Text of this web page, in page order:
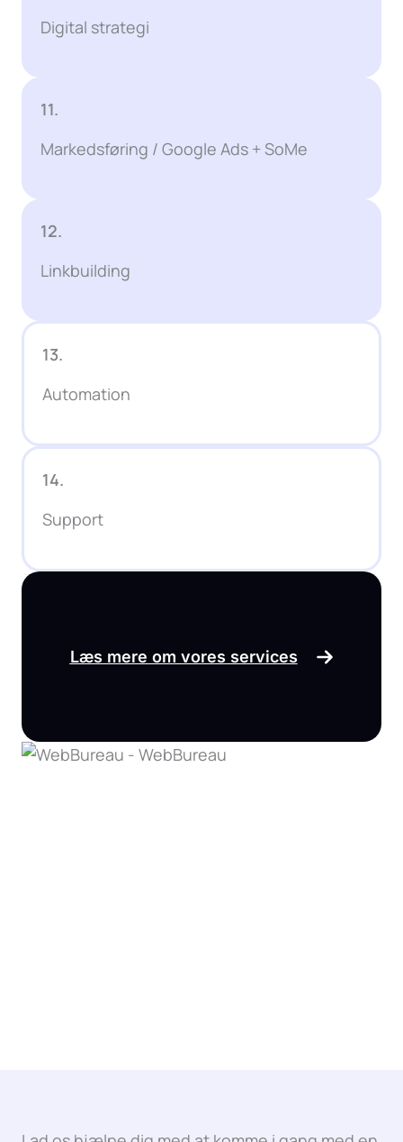
Digital strategi
11.
Markedsføring / Google Ads + SoMe
12.
Linkbuilding
13.
Automation
14.
Support
Læs mere om vores services